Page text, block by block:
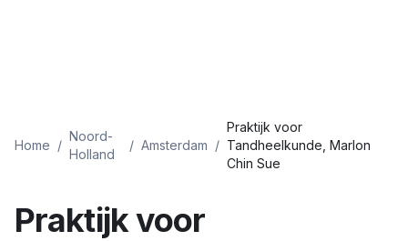
Home /
Noord-
Holland
/ Amsterdam /
Praktijk voor
Tandheelkunde, Marlon
Chin Sue
Praktijk voor